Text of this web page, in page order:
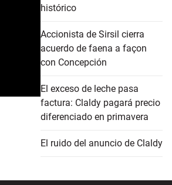
histórico
Accionista de Sirsil cierra
acuerdo de faena a façon
con Concepción
El exceso de leche pasa
factura: Claldy pagará precio
diferenciado en primavera
El ruido del anuncio de Claldy